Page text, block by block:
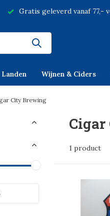
Gratis geleverd vanaf 77,-
Landen Wijnen & Ciders
City Brewing
1 product